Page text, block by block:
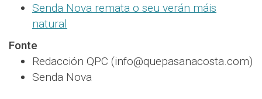
Senda Nova remata o seu verán máis
natural
Fonte
Redacción QPC (info@quepasanacosta.com)
Senda Nova